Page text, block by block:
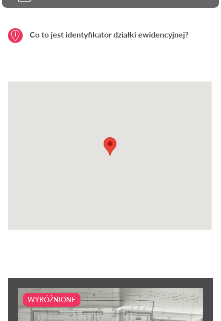
Co to jest identyfikator działki ewidencyjnej?
WYRÓŻNIONE